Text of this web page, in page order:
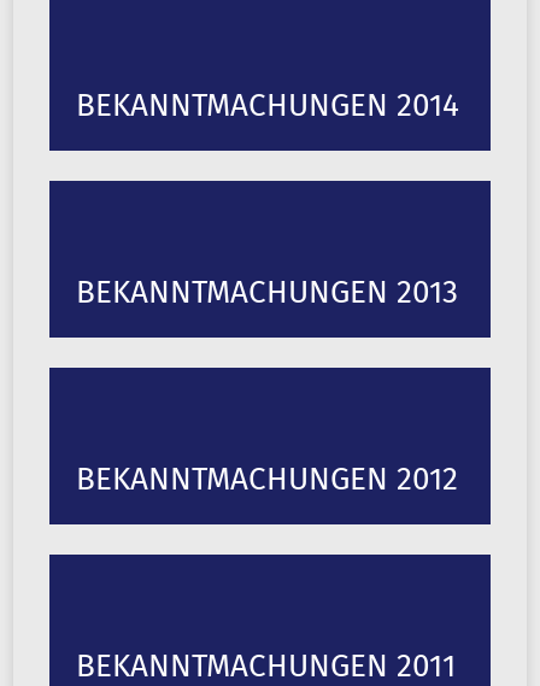
BEKANNTMACHUNGEN 2014
BEKANNTMACHUNGEN 2013
BEKANNTMACHUNGEN 2012
BEKANNTMACHUNGEN 2011